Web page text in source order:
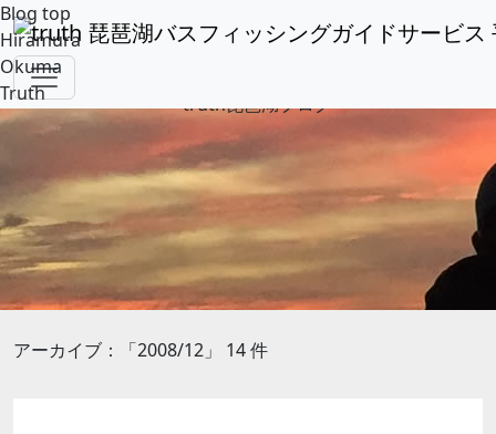
Blog top
Hiramura
Okuma
Truth
アーカイブ：「2008/12」 14 件